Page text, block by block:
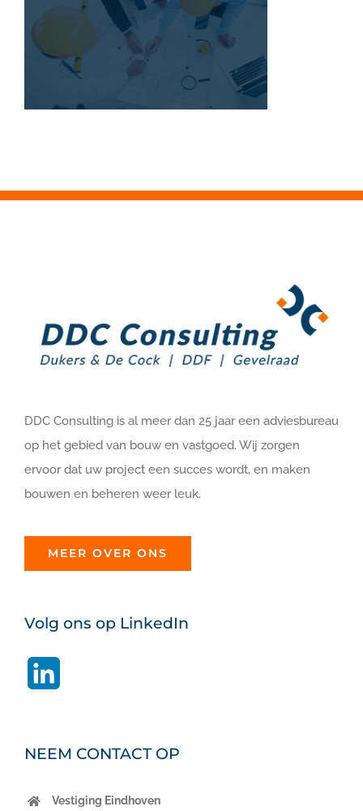
DDC Consulting is al meer dan 25 jaar een adviesbureau
op het gebied van bouw en vastgoed. Wij zorgen
ervoor dat uw project een succes wordt, en maken
bouwen en beheren weer leuk.
MEER OVER ONS
Volg ons op LinkedIn
NEEM CONTACT OP
Vestiging Eindhoven